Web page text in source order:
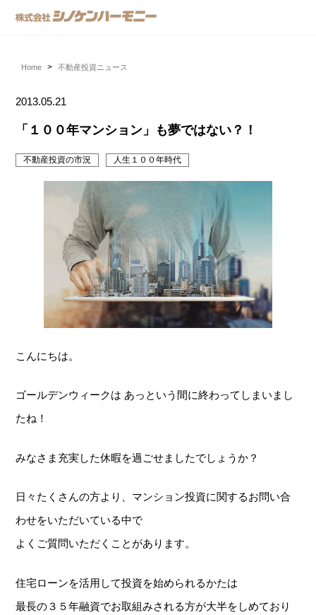
Home 不動産投資ニュース
2013.05.21
「１００年マンション」も夢ではない？！
不動産投資の市況 人生１００年時代
こんにちは。
ゴールデンウィークは あっという間に終わってしまいまし
たね！
みなさま充実した休暇を過ごせましたでしょうか？
日々たくさんの方より、マンション投資に関するお問い合
わせをいただいている中で
よくご質問いただくことがあります。
住宅ローンを活用して投資を始められるかたは
最長の３５年融資でお取組みされる方が大半をしめており